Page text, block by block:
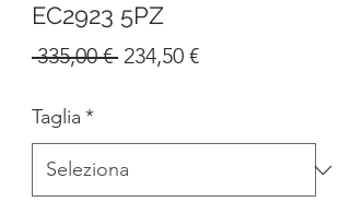
EC2923 5PZ
335,00 € Prezzo
234,50 €Prezzo
Taglia *